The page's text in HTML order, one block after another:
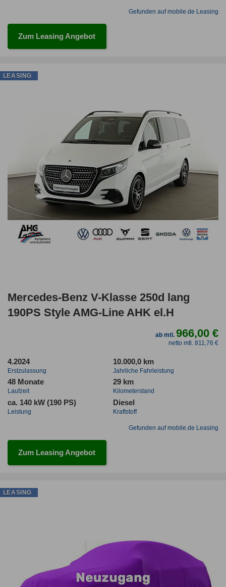
Gefunden auf mobile.de Leasing
Zum Leasing Angebot
Mercedes-Benz V-Klasse 250d lang
190PS Style AMG-Line AHK el.H
ab mtl. 966,00 €
netto mtl. 811,76 €
4.2024
Erstzulassung
10.000,0 km
Jahrliche Fahrleistung
48 Monate
Laufzeit
29 km
Kilometerstand
ca. 140 kW (190 PS)
Leistung
Diesel
Kraftstoff
Gefunden auf mobile.de Leasing
Zum Leasing Angebot
LEASING
LEASING